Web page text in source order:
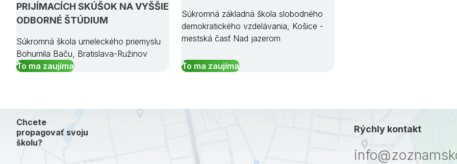
PRIJÍMACÍCH SKÚŠOK NA VYŠŠIE
ODBORNÉ ŠTÚDIUM
Súkromná škola umeleckého priemyslu
Bohumila Baču, Bratislava-Ružinov
To ma zaujíma
Súkromná základná škola slobodného
demokratického vzdelávania, Košice -
mestská časť Nad jazerom
To ma zaujíma
Chcete
propagovať svoju
školu?
Rýchly kontakt